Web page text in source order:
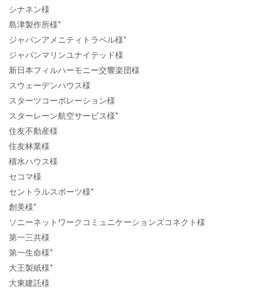
シナネン様
島津製作所様*
ジャパンアメニティトラベル様*
ジャパンマリンユナイテッド様
新日本フィルハーモニー交響楽団様
スウェーデンハウス様
スターツコーポレーション様
スターレーン航空サービス様*
住友不動産様
住友林業様
積水ハウス様
セコマ様
セントラルスポーツ様*
創美様*
ソニーネットワークコミュニケーションズコネクト様
第一三共様
第一生命様*
大王製紙様*
大東建託様